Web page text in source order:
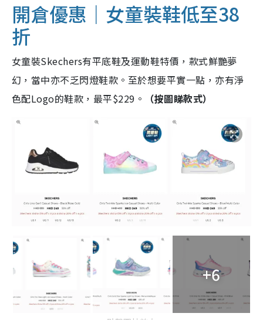
開倉優惠｜女童裝鞋低至38
折
女童裝Skechers有平底鞋及運動鞋特價，款式鮮艷夢
幻，當中亦不乏閃燈鞋款。至於想要平實一點，亦有淨
色配Logo的鞋款，最平$229。
（按圖睇款式）
+6